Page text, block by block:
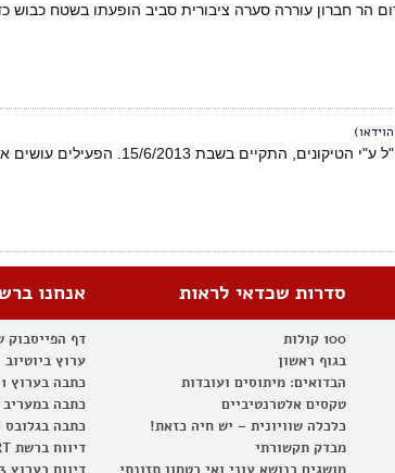
הר חברון עוררה סערה ציבורית סביב הופעתו בשטח כבוש
משט מחאה נגד ייצוא הגז הטבעי
סדרות שכדאי לראות
100 קולות
בגוף ראשון
הבדואים: מיתוסים ועובדות
טקסים אלטרנטיביים
כלכלה שוויונית – יש חיה כזאת!
מבדק תקשורתי
אנחנו
דף
ערוץ ביוטיוב
כתבה בערוץ 1 (2012)
כתבה במעריב
כתבה בגלובס
דיווח ברשת RT